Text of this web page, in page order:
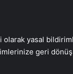
yasal
geri dönüş